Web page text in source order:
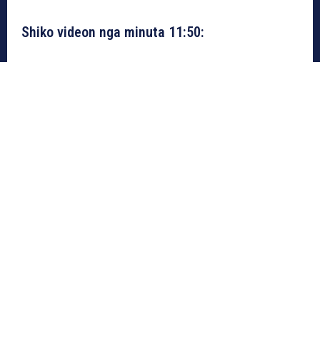
Shiko videon nga minuta 11:50: